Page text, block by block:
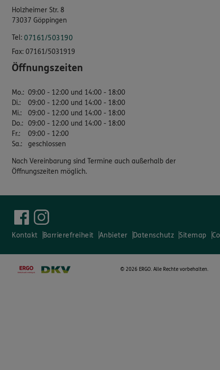
Holzheimer Str. 8
73037 Göppingen
Tel: 07161/503190
Fax: 07161/5031919
Öffnungszeiten
Mo.: 09:00 - 12:00 und 14:00 - 18:00
Di.:
09:00 - 12:00 und 14:00 - 18:00
Mi.:
09:00 - 12:00 und 14:00 - 18:00
Do.: 09:00 - 12:00 und 14:00 - 18:00
Fr.:
09:00 - 12:00
Sa.: geschlossen
Nach Vereinbarung sind Termine auch außerhalb der
Öffnungszeiten möglich.
Kontakt Barrierefreiheit Anbieter Datenschutz Sitemap
© 2026 ERGO. Alle Rechte vorbehalten.